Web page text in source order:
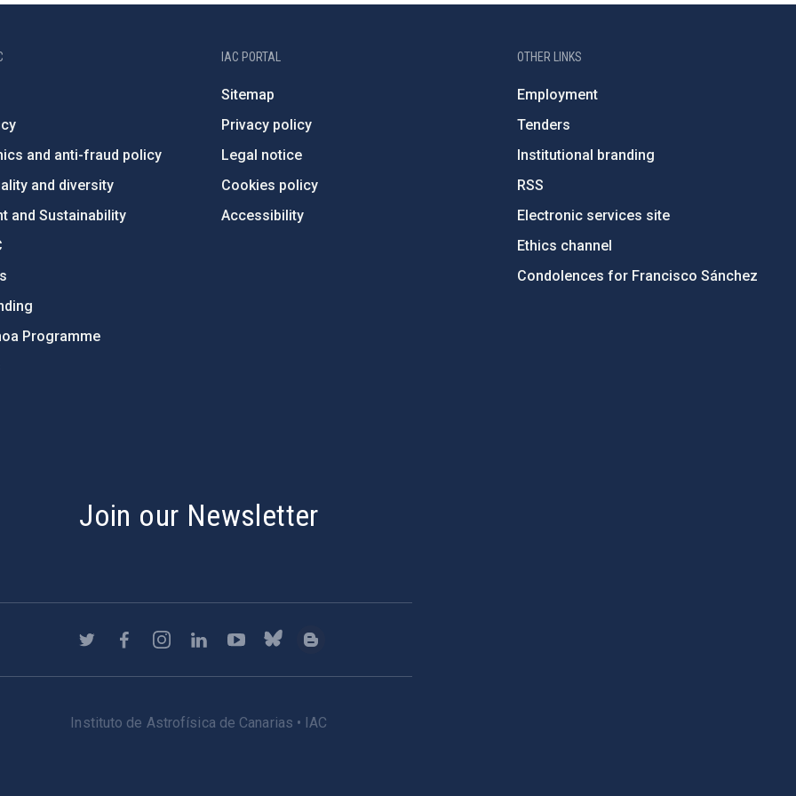
and anti-fraud policy
and diversity
and Sustainability
Programme
IAC PORTAL
Sitemap
Privacy policy
Legal notice
Cookies policy
Accessibility
OTHER LINKS
Employment
Tenders
Institutional branding
RSS
Electronic services site
Ethics channel
Condolences for Francisco Sánchez
Join our Newsletter
Instituto de Astrofísica de Canarias • IAC